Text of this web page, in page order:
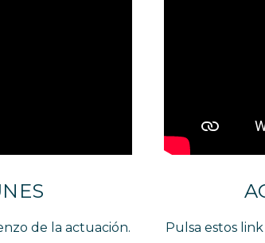
de la actuación.
Pulsa estos